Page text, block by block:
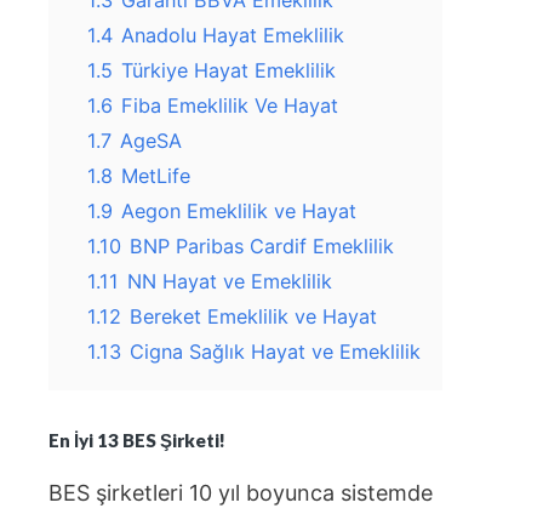
1.4 Anadolu Hayat Emeklilik
1.5 Türkiye Hayat Emeklilik
1.6 Fiba Emeklilik Ve Hayat
1.7 AgeSA
1.8 MetLife
1.9 Aegon Emeklilik ve Hayat
1.10 BNP Paribas Cardif Emeklilik
1.11 NN Hayat ve Emeklilik
1.12 Bereket Emeklilik ve Hayat
1.13 Cigna Sağlık Hayat ve Emeklilik
En İyi 13 BES Şirketi!
BES şirketleri 10 yıl boyunca sistemde